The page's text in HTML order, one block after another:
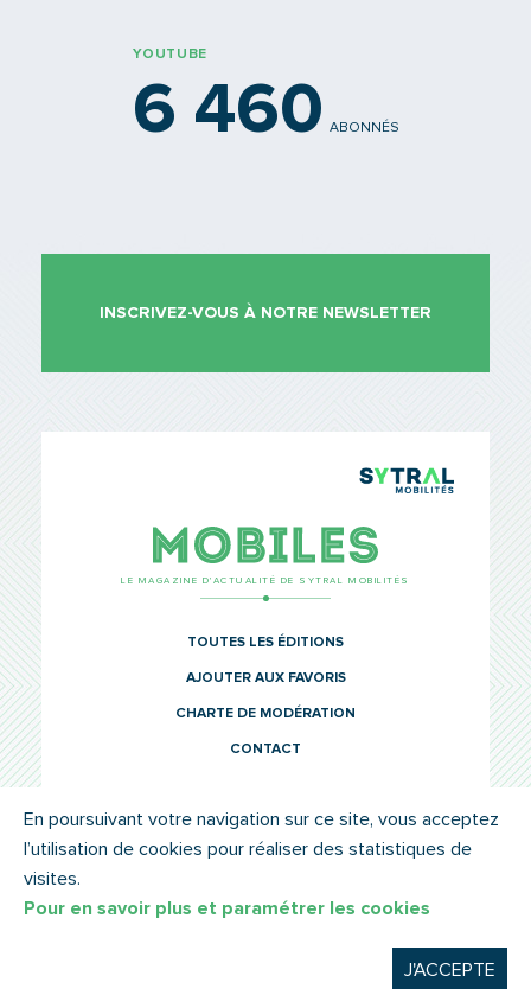
YOUTUBE
6 460 ABONNÉS
INSCRIVEZ-VOUS À NOTRE NEWSLETTER
LE MAGAZINE D’ACTUALITÉ DE SYTRAL MOBILITÉS
TOUTES LES ÉDITIONS
AJOUTER AUX FAVORIS
CHARTE DE MODÉRATION
CONTACT
© SYTRAL MOBILITÉS 2022 MENTIONS LÉGALES
En poursuivant votre navigation sur ce site, vous acceptez
l’utilisation de cookies pour réaliser des statistiques de
visites.
Pour en savoir plus et paramétrer les cookies
J'ACCEPTE